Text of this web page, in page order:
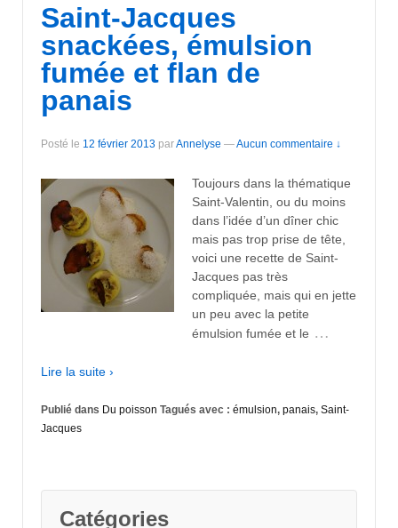
Saint-Jacques
snackées, émulsion
fumée et flan de
panais
Posté le 12 février 2013 parAnnelyse —Aucun commentaire ↓
Toujours dans la thématique
Saint-Valentin, ou du moins
dans l’idée d’un dîner chic
mais pas trop prise de tête,
voici une recette de Saint-
Jacques pas très
compliquée, mais qui en jette
un peu avec la petite
émulsion fumée et le …
Lire la suite ›
Publié dans Du poisson Tagués avec : émulsion, panais, Saint-
Jacques
Catégories